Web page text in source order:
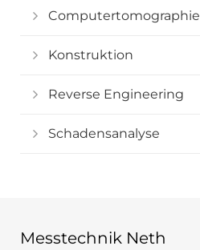
Computertomographie
Konstruktion
Reverse Engineering
Schadensanalyse
Messtechnik Neth